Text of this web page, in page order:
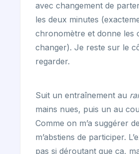
avec changement de
les deux minutes
chronomètre et donne les
changer). Je reste sur le
regarder.
Suit un entraînement au
mains nues, puis un au
Comme on m’a suggérer
m’abstiens de participer.
pas si déroutant que ça,